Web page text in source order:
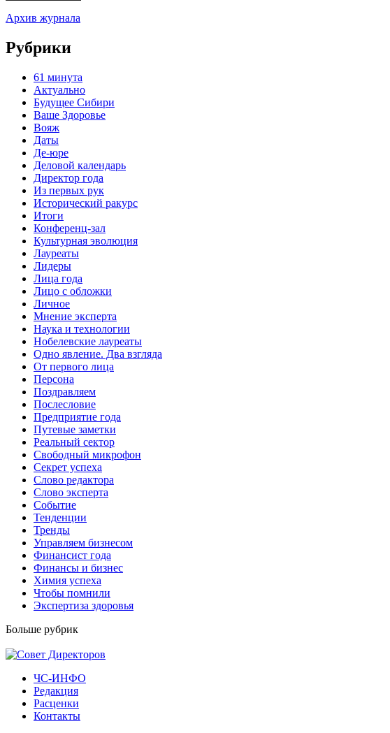
Архив журнала
Рубрики
61 минута
Актуально
Будущее Сибири
Ваше Здоровье
Вояж
Даты
Де-юре
Деловой календарь
Директор года
Из первых рук
Исторический ракурс
Итоги
Конференц-зал
Культурная эволюция
Лауреаты
Лидеры
Лица года
Лицо с обложки
Личное
Мнение эксперта
Наука и технологии
Нобелевские лауреаты
Одно явление. Два взгляда
От первого лица
Персона
Поздравляем
Послесловие
Предприятие года
Путевые заметки
Реальный сектор
Свободный микрофон
Секрет успеха
Слово редактора
Слово эксперта
Событие
Тенденции
Тренды
Управляем бизнесом
Финансист года
Финансы и бизнес
Химия успеха
Чтобы помнили
Экспертиза здоровья
Больше рубрик
ЧС-ИНФО
Редакция
Расценки
Контакты